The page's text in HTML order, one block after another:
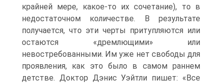
крайней мере, какое-то их сочетание), то в
недостаточном количестве. В результате
получается, что эти черты притупляются или
остаются «дремлющими» или
невостребованными. Им уже нет свободы для
проявления, как это было в самом раннем
детстве. Доктор Дэнис Уэйтли пишет: «Все